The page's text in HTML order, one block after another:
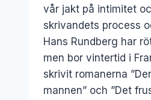
vår jakt på intimitet
skrivandets process
Hans Rundberg har
men bor vintertid i
skrivit romanerna
mannen” och ”Det